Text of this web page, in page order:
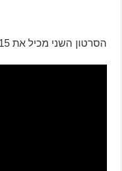
הסרטון השני מכיל את 15 הדקות הראשונות של המשחק.